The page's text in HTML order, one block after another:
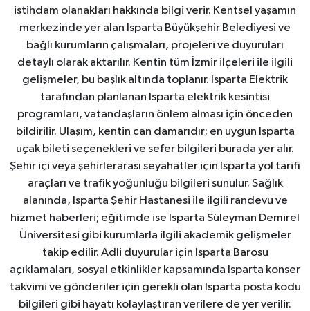
istihdam olanakları hakkında bilgi verir. Kentsel yaşamın
merkezinde yer alan Isparta Büyükşehir Belediyesi ve
bağlı kurumların çalışmaları, projeleri ve duyuruları
detaylı olarak aktarılır. Kentin tüm İzmir ilçeleri ile ilgili
gelişmeler, bu başlık altında toplanır. Isparta Elektrik
tarafından planlanan Isparta elektrik kesintisi
programları, vatandaşların önlem alması için önceden
bildirilir. Ulaşım, kentin can damarıdır; en uygun Isparta
uçak bileti seçenekleri ve sefer bilgileri burada yer alır.
Şehir içi veya şehirlerarası seyahatler için Isparta yol tarifi
araçları ve trafik yoğunluğu bilgileri sunulur. Sağlık
alanında, Isparta Şehir Hastanesi ile ilgili randevu ve
hizmet haberleri; eğitimde ise Isparta Süleyman Demirel
Üniversitesi gibi kurumlarla ilgili akademik gelişmeler
takip edilir. Adli duyurular için Isparta Barosu
açıklamaları, sosyal etkinlikler kapsamında Isparta konser
takvimi ve gönderiler için gerekli olan Isparta posta kodu
bilgileri gibi hayatı kolaylaştıran verilere de yer verilir.